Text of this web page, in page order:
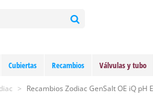
Cubiertas Recambios Válvulas y tubo
> Recambios Zodiac GenSalt OE iQ pH